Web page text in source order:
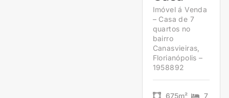
Imóvel á Venda
– Casa de 7
quartos no
bairro
Canasvieiras,
Florianópolis –
1958892
675m²
7